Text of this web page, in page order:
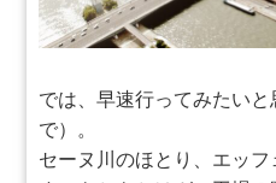
では、早速行ってみたい
で）。
セーヌ川のほとり、エッ